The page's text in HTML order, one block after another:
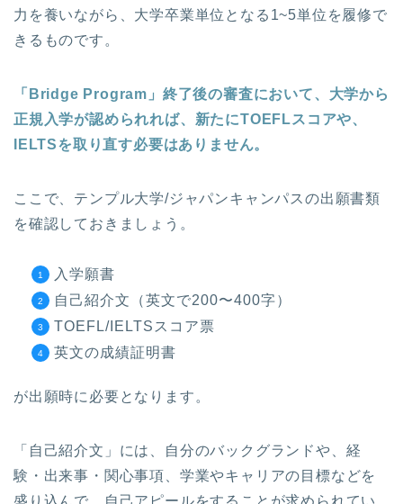
力を養いながら、大学卒業単位となる1~5単位を履修で
きるものです。
「Bridge Program」終了後の審査において、大学から
正規入学が認められれば、新たにTOEFLスコアや、
IELTSを取り直す必要はありません。
ここで、テンプル大学/ジャパンキャンパスの出願書類
を確認しておきましょう。
入学願書
自己紹介文（英文で200〜400字）
TOEFL/IELTSスコア票
英文の成績証明書
が出願時に必要となります。
「自己紹介文」には、自分のバックグランドや、経
験・出来事・関心事項、学業やキャリアの目標などを
盛り込んで、自己アピールをすることが求められてい